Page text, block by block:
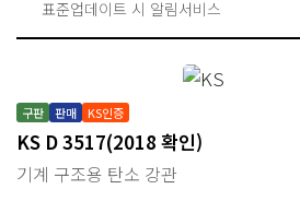
표준업데이트 시 알림서비스
구판 판매 KS인증
KS D 3517(2018 확인)
기계 구조용 탄소 강관